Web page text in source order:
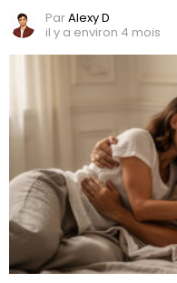
ParAlexy D
il y a environ 4 mois